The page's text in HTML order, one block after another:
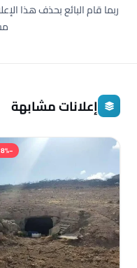
ربما قام البائع بحذف هذا
إعلانات مشابهة
−18%